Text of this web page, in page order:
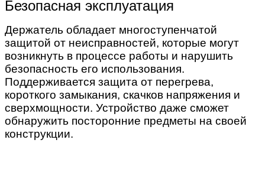
Безопасная эксплуатация
Держатель обладает многоступенчатой
защитой от неисправностей, которые могут
возникнуть в процессе работы и нарушить
безопасность его использования.
Поддерживается защита от перегрева,
короткого замыкания, скачков напряжения и
сверхмощности. Устройство даже сможет
обнаружить посторонние предметы на своей
конструкции.